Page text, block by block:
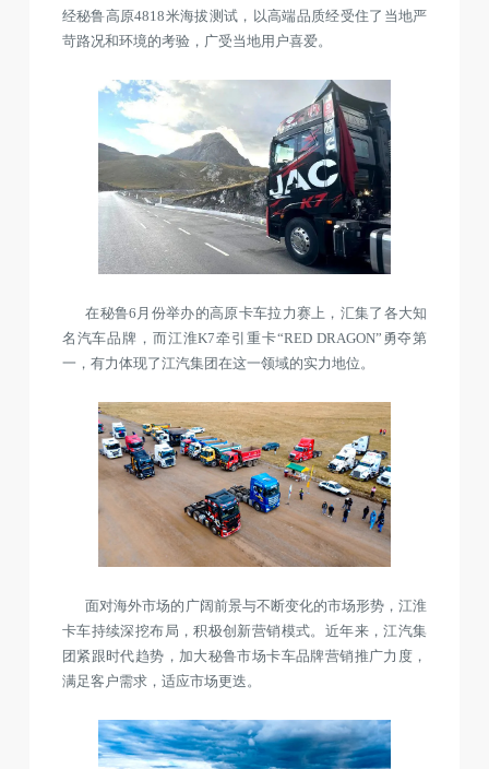
经秘鲁高原4818米海拔测试，以高端品质经受住了当地严
苛路况和环境的考验，广受当地用户喜爱。
在秘鲁6月份举办的高原卡车拉力赛上，汇集了各大知
名汽车品牌，而江淮K7牵引重卡“RED DRAGON”勇夺第
一，有力体现了江汽集团在这一领域的实力地位。
面对海外市场的广阔前景与不断变化的市场形势，江淮
卡车持续深挖布局，积极创新营销模式。近年来，江汽集
团紧跟时代趋势，加大秘鲁市场卡车品牌营销推广力度，
满足客户需求，适应市场更迭。